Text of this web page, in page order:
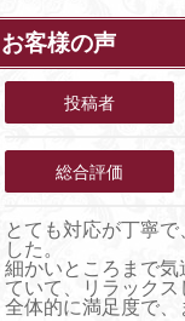
お客様の声
投稿者
総合評価
とても対応が丁寧
した。
細かいところまで
ていて、リラックス
全体的に満足度で、